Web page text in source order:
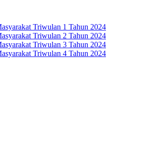
Triwulan 1 Tahun 2024
Triwulan 2 Tahun 2024
Triwulan 3 Tahun 2024
Triwulan 4 Tahun 2024